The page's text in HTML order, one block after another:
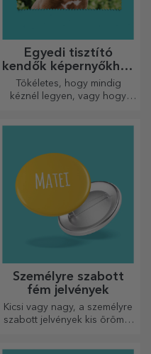
Egyedi tisztító
kendők képernyőkhöz
és szemüvegekhez
Tökéletes, hogy mindig
kéznél legyen, vagy hogy
Személyre szabott
fém jelvények
Kicsi vagy nagy, a személyre
szabott jelvények kis örömöt